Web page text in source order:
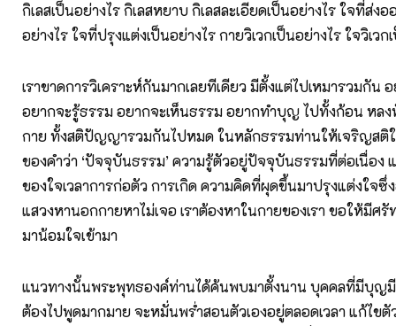
กิเลสเป็นอย่างไร กิเลสหยาบ กิเลสละเอียดเป็นอย่างไร ใจที่ส่ง
อย่างไร ใจที่ปรุงแต่งเป็นอย่างไร กายวิเวกเป็นอย่างไร ใจวิเวก
เราขาดการวิเคราะห์กันมากเลยทีเดียว มีตั้งแต่ไปเหมารวมกัน
อยากจะรู้ธรรม อยากจะเห็นธรรม อยากทำบุญ ไปทั้งก้อน หล
กาย ทั้งสติปัญญารวมกันไปหมด ในหลักธรรมท่านให้เจริญสติ
ของคำว่า ‘ปัจจุบันธรรม’ ความรู้ตัวอยู่ปัจจุบันธรรมที่ต่อเนื่อง
ของใจเวลาการก่อตัว การเกิด ความคิดที่ผุดขึ้นมาปรุงแต่งใจซึ่
แสวงหานอกกายหาไม่เจอ เราต้องหาในกายของเรา ขอให้มีศรั
มาน้อมใจเข้ามา
แนวทางนั้นพระพุทธองค์ท่านได้ค้นพบมาตั้งนาน บุคคลที่มีบุญมี
ต้องไปพูดมากมาย จะหมั่นพร่ำสอนตัวเองอยู่ตลอดเวลา แก้ไขตั